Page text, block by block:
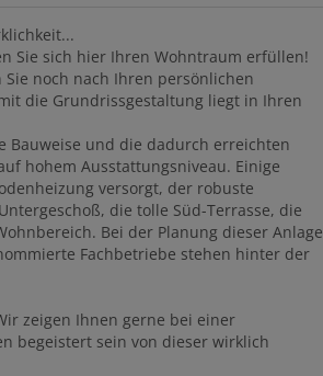
Sie sich hier Ihren Wohntraum erfüllen!
noch nach Ihren persönlichen
die Grundrissgestaltung liegt in Ihren
Bauweise und die dadurch erreichten
hohem Ausstattungsniveau. Einige
versorgt, der robuste
die tolle Süd-Terrasse, die
Bei der Planung dieser Anlage
Fachbetriebe stehen hinter der
zeigen Ihnen gerne bei einer
begeistert sein von dieser wirklich